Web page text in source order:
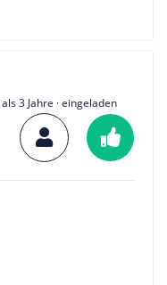
3 Jahre · eingeladen